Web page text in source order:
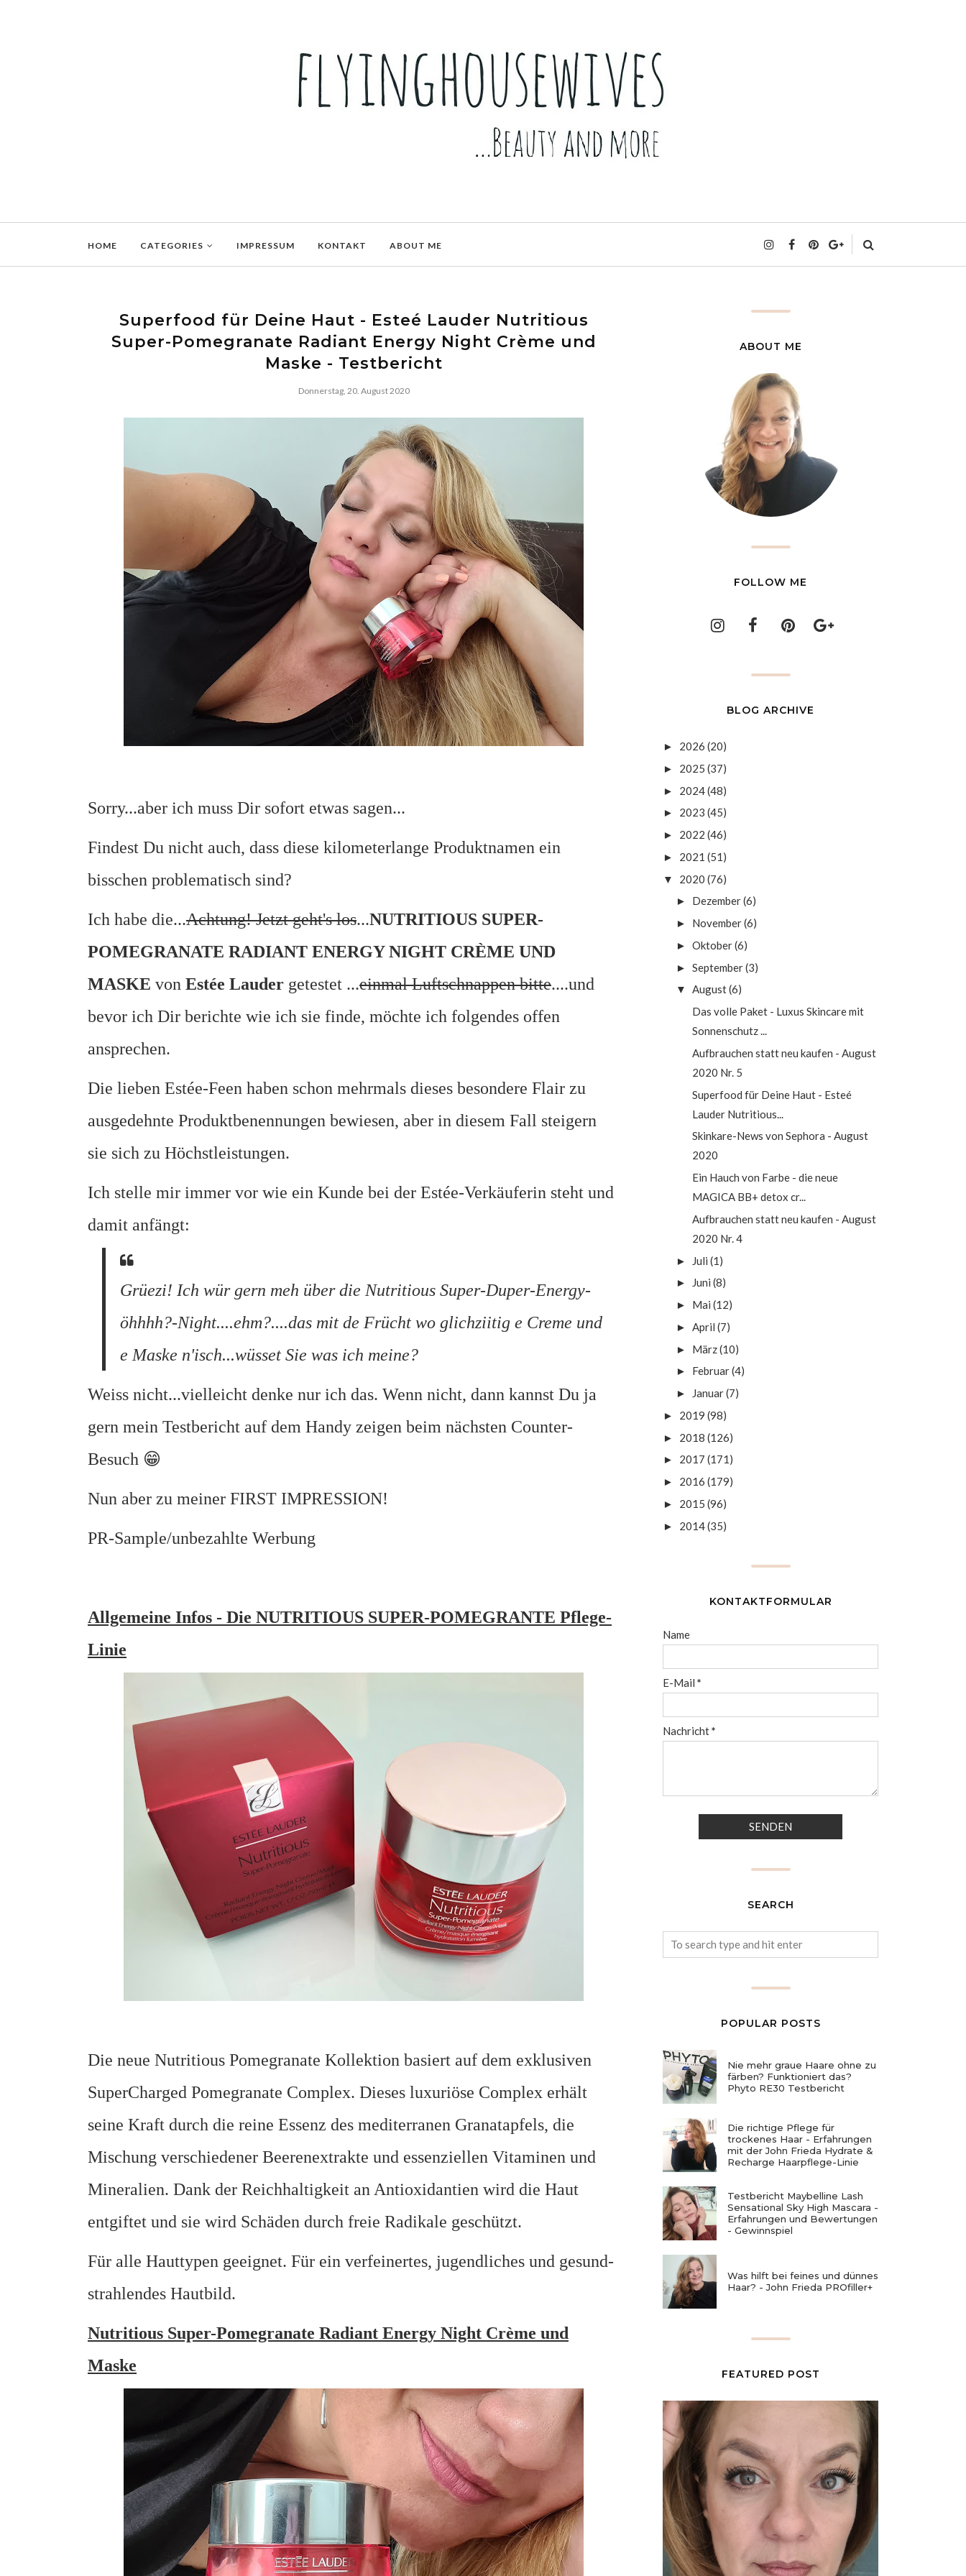
HOME CATEGORIES IMPRESSUM KONTAKT ABOUT ME
Superfood für Deine Haut - Esteé Lauder Nutritious
Super-Pomegranate Radiant Energy Night Crème und
Maske - Testbericht
Donnerstag, 20. August 2020
Sorry...aber ich muss Dir sofort etwas sagen...
Findest Du nicht auch, dass diese kilometerlange Produktnamen ein
bisschen problematisch sind?
Ich habe die...Achtung! Jetzt geht's los...NUTRITIOUS SUPER-
POMEGRANATE RADIANT ENERGY NIGHT CRÈME UND
MASKE von Estée Lauder getestet ...einmal Luftschnappen bitte....und
bevor ich Dir berichte wie ich sie finde, möchte ich folgendes offen
ansprechen.
Die lieben Estée-Feen haben schon mehrmals dieses besondere Flair zu
ausgedehnte Produktbenennungen bewiesen, aber in diesem Fall steigern
sie sich zu Höchstleistungen.
Ich stelle mir immer vor wie ein Kunde bei der Estée-Verkäuferin steht und
damit anfängt:
Grüezi! Ich wür gern meh über die Nutritious Super-Duper-Energy-
öhhhh?-Night....ehm?....das mit de Frücht wo glichziitig e Creme und
e Maske n'isch...wüsset Sie was ich meine?
Weiss nicht...vielleicht denke nur ich das. Wenn nicht, dann kannst Du ja
gern mein Testbericht auf dem Handy zeigen beim nächsten Counter-
Besuch 😁
Nun aber zu meiner FIRST IMPRESSION!
PR-Sample/unbezahlte Werbung
Allgemeine Infos - Die NUTRITIOUS SUPER-POMEGRANTE Pflege-
Linie
Die neue Nutritious Pomegranate Kollektion basiert auf dem exklusiven
SuperCharged Pomegranate Complex. Dieses luxuriöse Complex erhält
seine Kraft durch die reine Essenz des mediterranen Granatapfels, die
Mischung verschiedener Beerenextrakte und essenziellen Vitaminen und
Mineralien. Dank der Reichhaltigkeit an Antioxidantien wird die Haut
entgiftet und sie wird Schäden durch freie Radikale geschützt.
Für alle Hauttypen geeignet. Für ein verfeinertes, jugendliches und gesund-
strahlendes Hautbild.
Nutritious Super-Pomegranate Radiant Energy Night Crème und
Maske
ABOUT ME
FOLLOW ME
BLOG ARCHIVE
► 2026 (20)
► 2025 (37)
► 2024(48)
► 2023 (45)
► 2022 (46)
► 2021 (51)
▼ 2020 (76)
► Dezember(6)
► November(6)
► Oktober(6)
► September(3)
▼ August(6)
Das volle Paket - Luxus Skincare mit
Sonnenschutz ...
Aufbrauchen statt neu kaufen - August
2020 Nr. 5
Superfood für Deine Haut - Esteé
Lauder Nutritious...
Skinkare-News von Sephora - August
2020
Ein Hauch von Farbe - die neue
MAGICA BB+ detox cr...
Aufbrauchen statt neu kaufen - August
2020 Nr. 4
► Juli (1)
► Juni (8)
► Mai (12)
► April (7)
► März(10)
► Februar(4)
► Januar(7)
► 2019 (98)
► 2018 (126)
► 2017 (171)
► 2016 (179)
► 2015 (96)
► 2014(35)
KONTAKTFORMULAR
Name
E-Mail *
Nachricht*
SEARCH
POPULAR POSTS
Nie mehr graue Haare ohne zu
färben? Funktioniert das?
Phyto RE30 Testbericht
Die richtige Pflege für
trockenes Haar - Erfahrungen
mit der John Frieda Hydrate &
Recharge Haarpflege-Linie
Testbericht Maybelline Lash
Sensational Sky High Mascara -
Erfahrungen und Bewertungen
- Gewinnspiel
Was hilft bei feines und dünnes
Haar? - John Frieda PROfiller+
FEATURED POST